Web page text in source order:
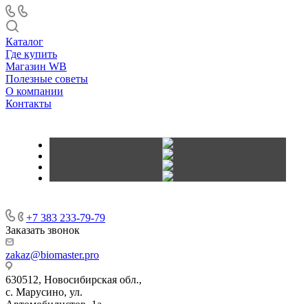
Каталог
Где купить
Магазин WB
Полезные советы
О компании
Контакты
+7 383 233-79-79
Заказать звонок
zakaz@biomaster.pro
630512, Новосибирская обл.,
с. Марусино, ул.